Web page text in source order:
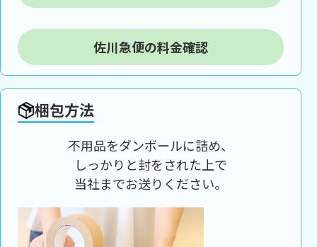
佐川急便の料金確認
梱包方法
不用品をダンボールに詰め、
しっかりと封をされた上で
当社までお送りください。